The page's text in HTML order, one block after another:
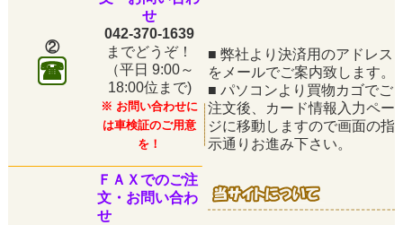
②
せ
042-370-1639
までどうぞ！
（平日 9:00～
18:00位まで)
※ お問い合わせに
は車検証のご用意
を！
■ 弊社より決済用のアドレス
をメールでご案内致します。
■ パソコンより買物カゴでご
注文後、カード情報入力ペー
ジに移動しますので画面の指
示通りお進み下さい。
ＦＡＸでのご注
文・お問い合わ
せ